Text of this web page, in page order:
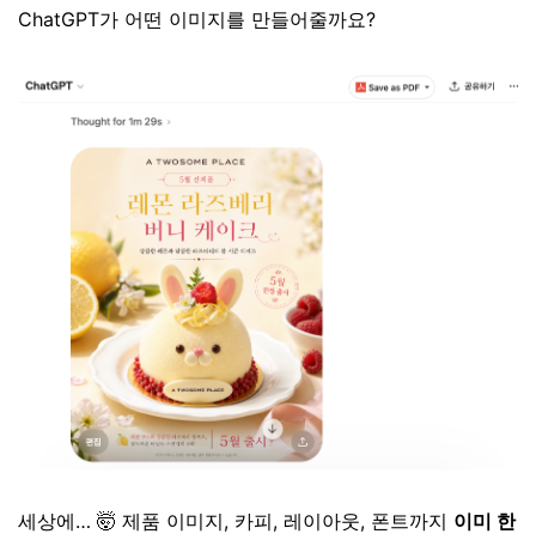
ChatGPT가 어떤 이미지를 만들어줄까요?
세상에… 🤯 제품 이미지, 카피, 레이아웃, 폰트까지 이미 한